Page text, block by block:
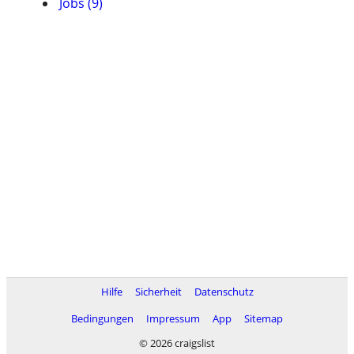
Hilfe Sicherheit
Datenschutz
Bedingungen
Impressum App
Sitemap
© 2026 craigslist